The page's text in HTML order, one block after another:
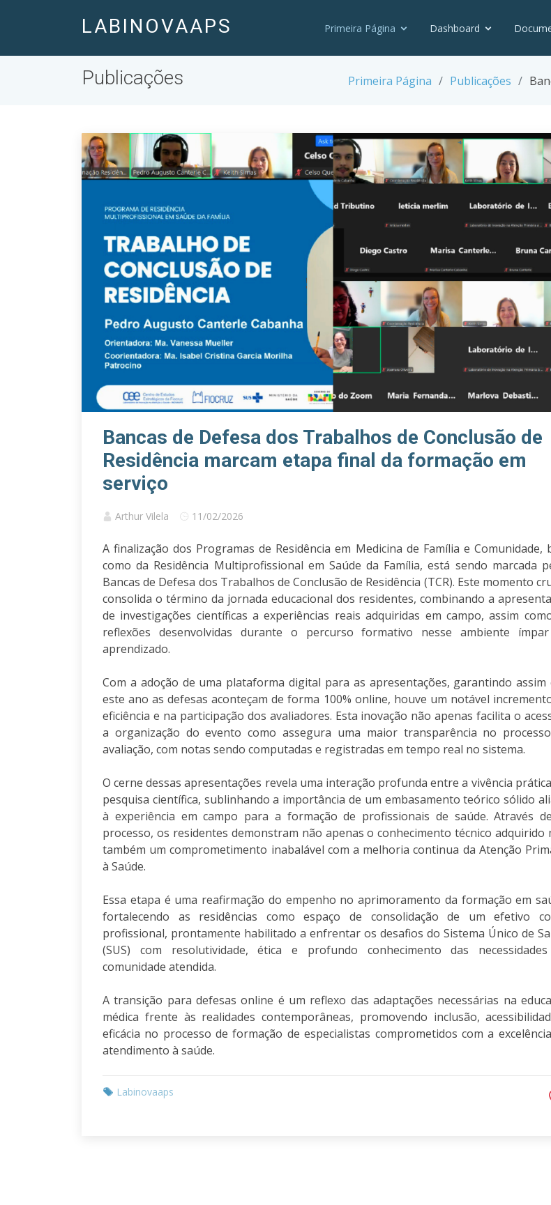
LABINOVAAPS Primeira Página Dashboard
Publicações Primeira Página Publicações
Bancas de Defesa dos Trabalhos de Conclusão de
Residência marcam etapa final da formação em
serviço
Arthur Vilela 11/02/2026
A finalização dos Programas de Residência em Medicina de Família e Comunidade,
como da Residência Multiprofissional em Saúde da Família, está sendo marcada
Bancas de Defesa dos Trabalhos de Conclusão de Residência (TCR). Este momento
consolida o término da jornada educacional dos residentes, combinando a
de investigações científicas a experiências reais adquiridas em campo, assim
reflexões desenvolvidas durante o percurso formativo nesse ambiente
aprendizado.
Com a adoção de uma plataforma digital para as apresentações, garantindo assim
este ano as defesas aconteçam de forma 100% online, houve um notável
eficiência e na participação dos avaliadores. Esta inovação não apenas facilita o
a organização do evento como assegura uma maior transparência no
avaliação, com notas sendo computadas e registradas em tempo real no sistema.
O cerne dessas apresentações revela uma interação profunda entre a vivência
pesquisa científica, sublinhando a importância de um embasamento teórico sólido
à experiência em campo para a formação de profissionais de saúde. Através
processo, os residentes demonstram não apenas o conhecimento técnico adquirido
também um comprometimento inabalável com a melhoria continua da Atenção
à Saúde.
Essa etapa é uma reafirmação do empenho no aprimoramento da formação em
fortalecendo as residências como espaço de consolidação de um efetivo
profissional, prontamente habilitado a enfrentar os desafios do Sistema Único de
(SUS) com resolutividade, ética e profundo conhecimento das
comunidade atendida.
A transição para defesas online é um reflexo das adaptações necessárias na
médica frente às realidades contemporâneas, promovendo inclusão,
eficácia no processo de formação de especialistas comprometidos com a
atendimento à saúde.
Labinovaaps